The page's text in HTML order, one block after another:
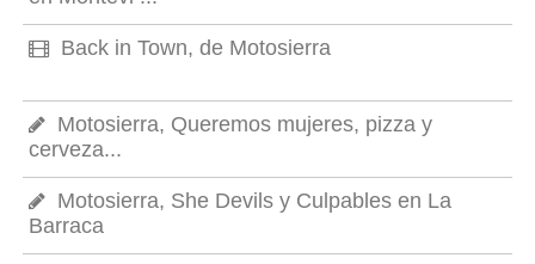
Back in Town, de Motosierra
Motosierra, Queremos mujeres, pizza y
cerveza...
Motosierra, She Devils y Culpables en La
Barraca